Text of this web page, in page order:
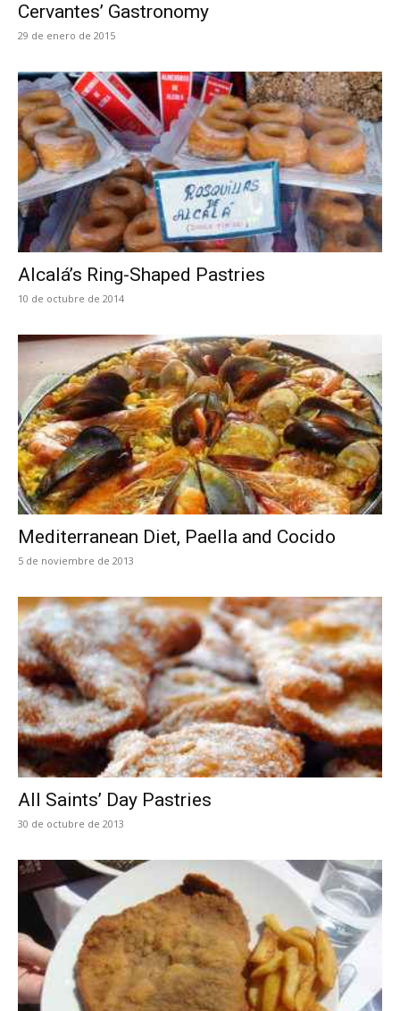
Cervantes’ Gastronomy
29 de enero de 2015
Alcalá’s Ring-Shaped Pastries
10 de octubre de 2014
Mediterranean Diet, Paella and Cocido
5 de noviembre de 2013
All Saints’ Day Pastries
30 de octubre de 2013